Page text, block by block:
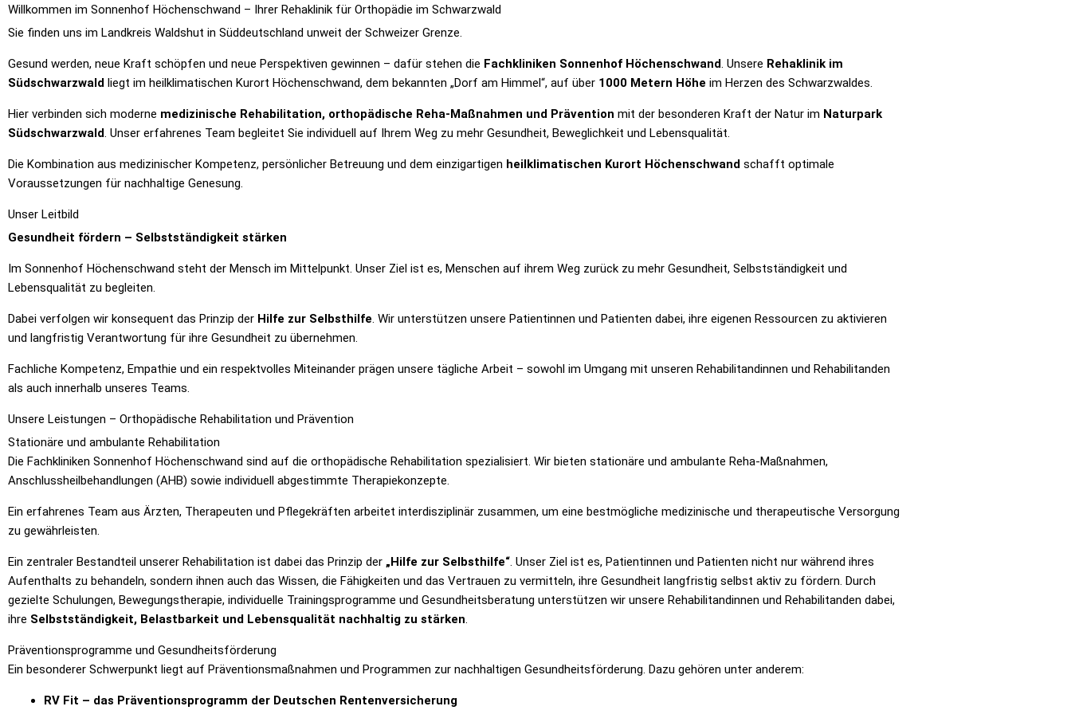
Willkommen im Sonnenhof Höchenschwand – Ihrer Rehaklinik für Orthopädie im Schwarzwald
Sie finden uns im Landkreis Waldshut in Süddeutschland unweit der Schweizer Grenze.
Gesund werden, neue Kraft schöpfen und neue Perspektiven gewinnen – dafür stehen die Fachkliniken Sonnenhof Höchenschwand. Unsere Rehaklinik im
Südschwarzwald liegt im heilklimatischen Kurort Höchenschwand, dem bekannten „Dorf am Himmel“, auf über 1000 Metern Höhe im Herzen des Schwarzwaldes.
Hier verbinden sich moderne medizinische Rehabilitation, orthopädische Reha-Maßnahmen und Prävention mit der besonderen Kraft der Natur im Naturpark
Südschwarzwald. Unser erfahrenes Team begleitet Sie individuell auf Ihrem Weg zu mehr Gesundheit, Beweglichkeit und Lebensqualität.
Die Kombination aus medizinischer Kompetenz, persönlicher Betreuung und dem einzigartigen heilklimatischen Kurort Höchenschwand schafft optimale
Voraussetzungen für nachhaltige Genesung.
Unser Leitbild
Gesundheit fördern – Selbstständigkeit stärken
Im Sonnenhof Höchenschwand steht der Mensch im Mittelpunkt. Unser Ziel ist es, Menschen auf ihrem Weg zurück zu mehr Gesundheit, Selbstständigkeit und
Lebensqualität zu begleiten.
Dabei verfolgen wir konsequent das Prinzip der Hilfe zur Selbsthilfe. Wir unterstützen unsere Patientinnen und Patienten dabei, ihre eigenen Ressourcen zu aktivieren
und langfristig Verantwortung für ihre Gesundheit zu übernehmen.
Fachliche Kompetenz, Empathie und ein respektvolles Miteinander prägen unsere tägliche Arbeit – sowohl im Umgang mit unseren Rehabilitandinnen und Rehabilitanden
als auch innerhalb unseres Teams.
Unsere Leistungen – Orthopädische Rehabilitation und Prävention
Stationäre und ambulante Rehabilitation
Die Fachkliniken Sonnenhof Höchenschwand sind auf die orthopädische Rehabilitation spezialisiert. Wir bieten stationäre und ambulante Reha-Maßnahmen,
Anschlussheilbehandlungen (AHB) sowie individuell abgestimmte Therapiekonzepte.
Ein erfahrenes Team aus Ärzten, Therapeuten und Pflegekräften arbeitet interdisziplinär zusammen, um eine bestmögliche medizinische und therapeutische Versorgung
zu gewährleisten.
Ein zentraler Bestandteil unserer Rehabilitation ist dabei das Prinzip der „Hilfe zur Selbsthilfe“. Unser Ziel ist es, Patientinnen und Patienten nicht nur während ihres
Aufenthalts zu behandeln, sondern ihnen auch das Wissen, die Fähigkeiten und das Vertrauen zu vermitteln, ihre Gesundheit langfristig selbst aktiv zu fördern. Durch
gezielte Schulungen, Bewegungstherapie, individuelle Trainingsprogramme und Gesundheitsberatung unterstützen wir unsere Rehabilitandinnen und Rehabilitanden dabei,
ihre Selbstständigkeit, Belastbarkeit und Lebensqualität nachhaltig zu stärken.
Präventionsprogramme und Gesundheitsförderung
Ein besonderer Schwerpunkt liegt auf Präventionsmaßnahmen und Programmen zur nachhaltigen Gesundheitsförderung. Dazu gehören unter anderem:
RV Fit – das Präventionsprogramm der Deutschen Rentenversicherung